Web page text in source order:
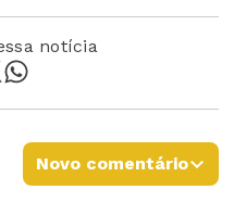
notícia
Novo comentário